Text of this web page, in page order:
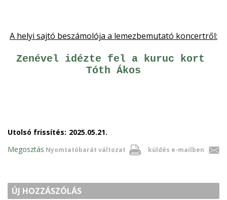
A helyi sajtó beszámolója a lemezbemutató koncertről:
Zenével idézte fel a kuruc kort
Tóth Ákos
Utolsó frissítés: 2025.05.21.
Nyomtatóbarát változat küldés e-mailben
Megosztás
ÚJ HOZZÁSZÓLÁS